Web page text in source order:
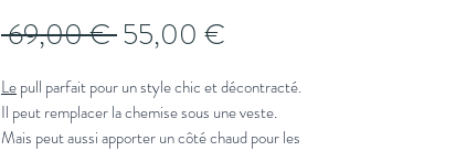
69,00 € Prix
55,00 €
Lepull parfait pour un style chic et décontracté.
Il peut remplacer la chemise sous une veste.
Mais peut aussi apporter un côté chaud pour les